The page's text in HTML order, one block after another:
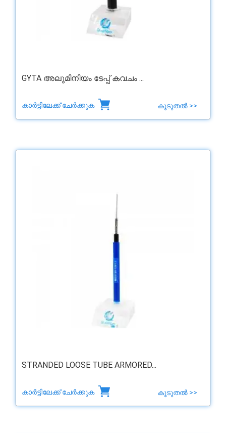
GYTA അലുമിനിയം ടേപ്പ് കവചം ...
കാർട്ടിലേക്ക് ചേർക്കുക കൂടുതൽ >>
STRANDED LOOSE TUBE ARMORED...
കാർട്ടിലേക്ക് ചേർക്കുക കൂടുതൽ >>